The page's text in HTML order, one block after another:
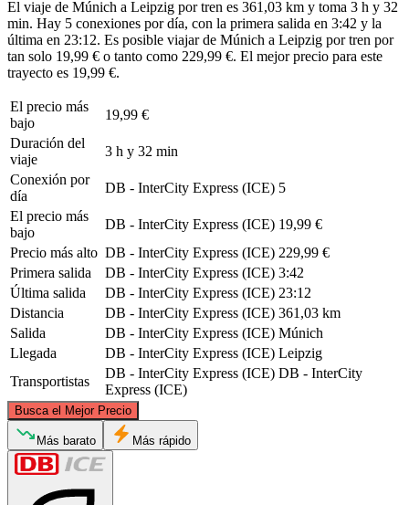
El viaje de Múnich a Leipzig por tren es 361,03 km y toma 3 h y 32
min. Hay 5 conexiones por día, con la primera salida en 3:42 y la
última en 23:12. Es posible viajar de Múnich a Leipzig por tren por
tan solo 19,99 € o tanto como 229,99 €. El mejor precio para este
trayecto es 19,99 €.
El precio más
bajo
19,99 €
Duración del
viaje
3 h y 32 min
Conexión por
día
DB - InterCity Express (ICE) 5
El precio más
bajo
DB - InterCity Express (ICE) 19,99 €
Precio más alto DB - InterCity Express (ICE) 229,99 €
Primera salida
DB - InterCity Express (ICE) 3:42
Última salida
DB - InterCity Express (ICE) 23:12
Distancia
DB - InterCity Express (ICE) 361,03 km
Salida
DB - InterCity Express (ICE) Múnich
Llegada
DB - InterCity Express (ICE) Leipzig
Transportistas
DB - InterCity Express (ICE) DB - InterCity
Express (ICE)
Busca el Mejor Precio
Más barato Más rápido